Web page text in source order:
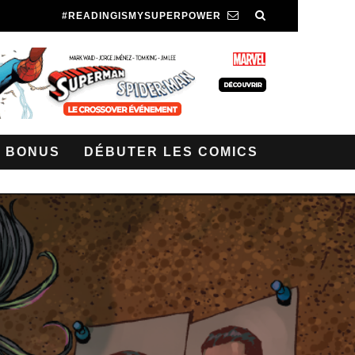
#READINGISMYSUPERPOWER
BONUS DÉBUTER LES COMICS